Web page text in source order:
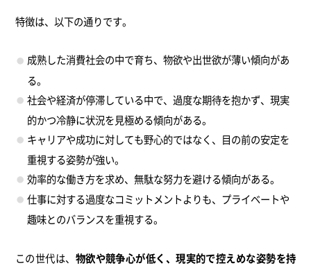
特徴は、以下の通りです。
成熟した消費社会の中で育ち、物欲や出世欲が薄い傾向があ
る。
社会や経済が停滞している中で、過度な期待を抱かず、現実
的かつ冷静に状況を見極める傾向がある。
キャリアや成功に対しても野心的ではなく、目の前の安定を
重視する姿勢が強い。
効率的な働き方を求め、無駄な努力を避ける傾向がある。
仕事に対する過度なコミットメントよりも、プライベートや
趣味とのバランスを重視する。
この世代は、 物欲や競争心が低く、現実的で控えめな姿勢を持